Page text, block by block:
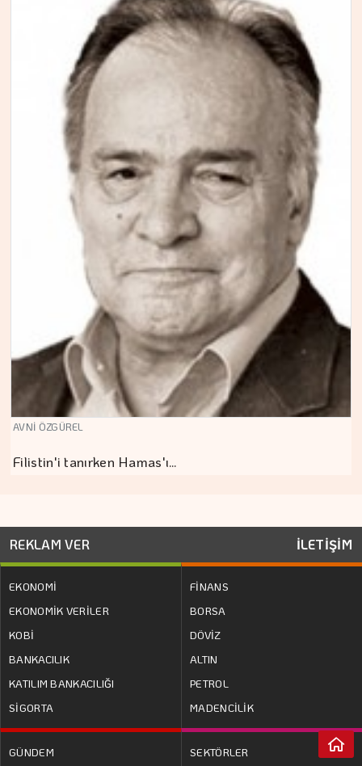
AVNİ ÖZGÜREL
Filistin'i tanırken Hamas'ı…
REKLAM VER İLETİŞİM
EKONOMİ
EKONOMİK VERİLER
KOBİ
BANKACILIK
KATILIM BANKACILIĞI
SİGORTA
FİNANS
BORSA
DÖVİZ
ALTIN
PETROL
MADENCİLİK
GÜNDEM SEKTÖRLER